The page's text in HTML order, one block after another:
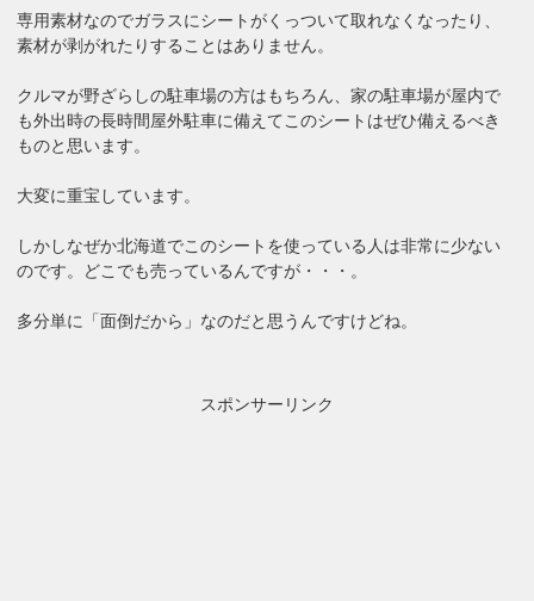
専用素材なのでガラスにシートがくっついて取れなくなったり、
素材が剥がれたりすることはありません。
クルマが野ざらしの駐車場の方はもちろん、家の駐車場が屋内で
も外出時の長時間屋外駐車に備えてこのシートはぜひ備えるべき
ものと思います。
大変に重宝しています。
しかしなぜか北海道でこのシートを使っている人は非常に少ない
のです。どこでも売っているんですが・・・。
多分単に「面倒だから」なのだと思うんですけどね。
スポンサーリンク